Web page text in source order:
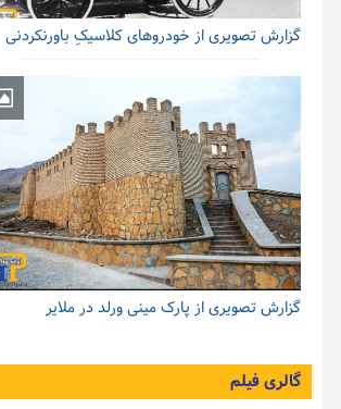
گزارش تصویری از خودروهای کلاسیکِ باورنکردنی
گزارش تصویری از پارک مینی ورلد در ملایر
گالری فیلم